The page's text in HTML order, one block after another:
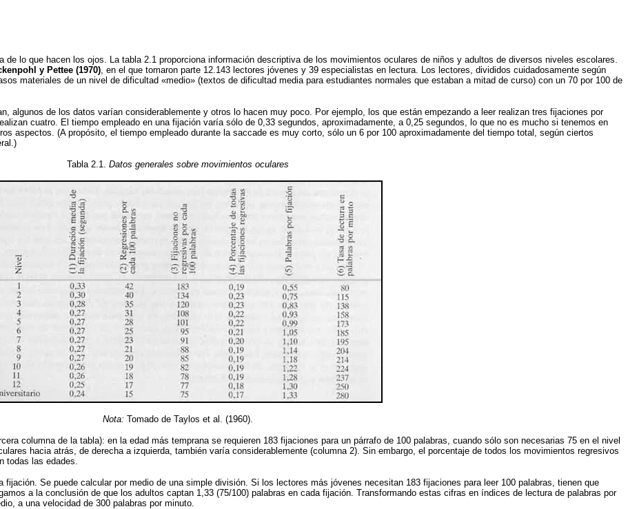
de lo que hacen los ojos. La tabla 2.1 proporciona información descriptiva de los movimientos oculares de niños y adultos de diversos niveles escolares.
y Pettee (1970), en el que tomaron parte 12.143 lectores jóvenes y 39 especialistas en lectura. Los lectores, divididos cuidadosamente según
materiales de un nivel de dificultad «medio» (textos de dificultad media para estudiantes normales que estaban a mitad de curso) con un 70 por 100 de
algunos de los datos varían considerablemente y otros lo hacen muy poco. Por ejemplo, los que están empezando a leer realizan tres fijaciones por
cuatro. El tiempo empleado en una fijación varía sólo de 0,33 segundos, aproximadamente, a 0,25 segundos, lo que no es mucho si tenemos en
aspectos. (A propósito, el tiempo empleado durante la saccade es muy corto, sólo un 6 por 100 aproximadamente del tiempo total, según ciertos
Tabla 2.1. Datos generales sobre movimientos oculares
Nota: Tomado de Taylos et al. (1960).
columna de la tabla): en la edad más temprana se requieren 183 fijaciones para un párrafo de 100 palabras, cuando sólo son necesarias 75 en el nivel
hacia atrás, de derecha a izquierda, también varía considerablemente (columna 2). Sin embargo, el porcentaje de todos los movimientos regresivos
todas las edades.
Se puede calcular por medio de una simple división. Si los lectores más jóvenes necesitan 183 fijaciones para leer 100 palabras, tienen que
a la conclusión de que los adultos captan 1,33 (75/100) palabras en cada fijación. Transformando estas cifras en índices de lectura de palabras por
a una velocidad de 300 palabras por minuto.